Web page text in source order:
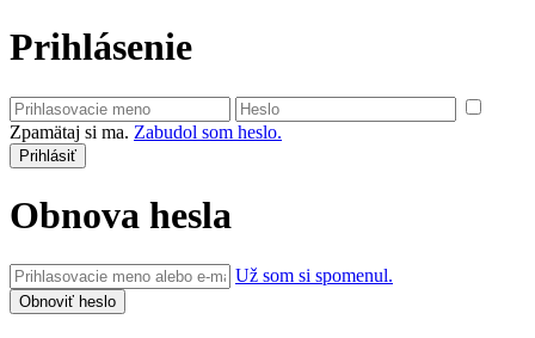
Prihlásenie
Zpamätaj si ma. Zabudol som heslo.
Obnova hesla
Už som si spomenul.